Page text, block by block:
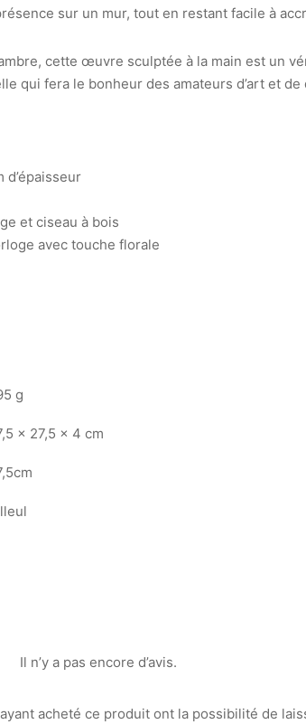
sur un mur, tout en restant facile à
cette œuvre sculptée à la main est un
qui fera le bonheur des amateurs d’art et
d’épaisseur
et ciseau à bois
avec touche florale
g
× 27,5 × 4 cm
Il n’y a pas encore d’avis.
acheté ce produit ont la possibilité de